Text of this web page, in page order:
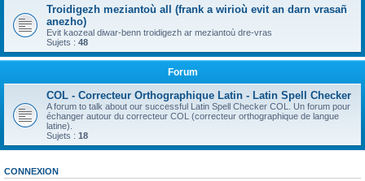
Troidigezh meziantoù all (frank a wirioù evit an darn vrasañ
anezho)
Evit kaozeal diwar-benn troidigezh ar meziantoù dre-vras
Sujets : 48
Forum
COL - Correcteur Orthographique Latin - Latin Spell Checker
A forum to talk about our successful Latin Spell Checker COL. Un forum pour
échanger autour du correcteur COL (correcteur orthographique de langue
latine).
Sujets : 18
CONNEXION